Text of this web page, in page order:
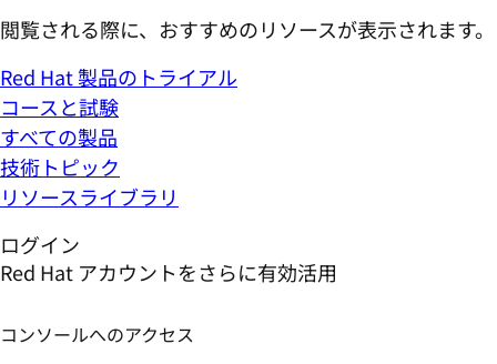
閲覧される際に、おすすめのリソースが表示されます。
Red Hat 製品のトライアル
コースと試験
すべての製品
技術トピック
リソースライブラリ
ログイン
Red Hat アカウントをさらに有効活用
コンソールへのアクセス